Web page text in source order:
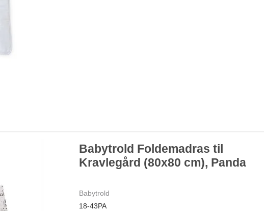
Babytrold Foldemadras til
Kravlegård (80x80 cm), Panda
Babytrold
18-43PA